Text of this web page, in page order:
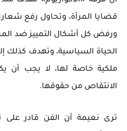
قضايا المرأة، وتحاول رفع
ورفض كل أشكال التمييز ضد
الحياة السياسية، وتهدف كذلك
ملكية خاصة لها، لا يجب أن
الانتقاص من حقوقها.
ترى نعيمة أن الفن قادر على